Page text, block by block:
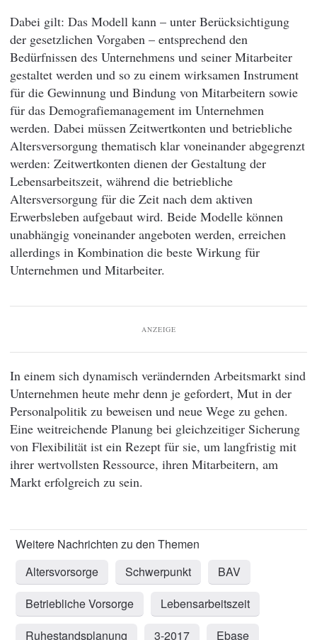
Dabei gilt: Das Modell kann – unter Berücksichtigung
der gesetzlichen Vorgaben – entsprechend den
Bedürfnissen des Unternehmens und seiner Mitarbeiter
gestaltet werden und so zu einem wirksamen Instrument
für die Gewinnung und Bindung von Mitarbeitern sowie
für das Demografiemanagement im Unternehmen
werden. Dabei müssen Zeitwertkonten und betriebliche
Altersversorgung thematisch klar voneinander abgegrenzt
werden: Zeitwertkonten dienen der Gestaltung der
Lebensarbeitszeit, während die betriebliche
Altersversorgung für die Zeit nach dem aktiven
Erwerbsleben aufgebaut wird. Beide Modelle können
unabhängig voneinander angeboten werden, erreichen
allerdings in Kombination die beste Wirkung für
Unternehmen und Mitarbeiter.
ANZEIGE
In einem sich dynamisch verändernden Arbeitsmarkt sind
Unternehmen heute mehr denn je gefordert, Mut in der
Personalpolitik zu beweisen und neue Wege zu gehen.
Eine weitreichende Planung bei gleichzeitiger Sicherung
von Flexibilität ist ein Rezept für sie, um langfristig mit
ihrer wertvollsten Ressource, ihren Mitarbeitern, am
Markt erfolgreich zu sein.
Altersvorsorge Schwerpunkt
BAV
Betriebliche Vorsorge
Lebensarbeitszeit
Ruhestandsplanung
3-2017
Ebase